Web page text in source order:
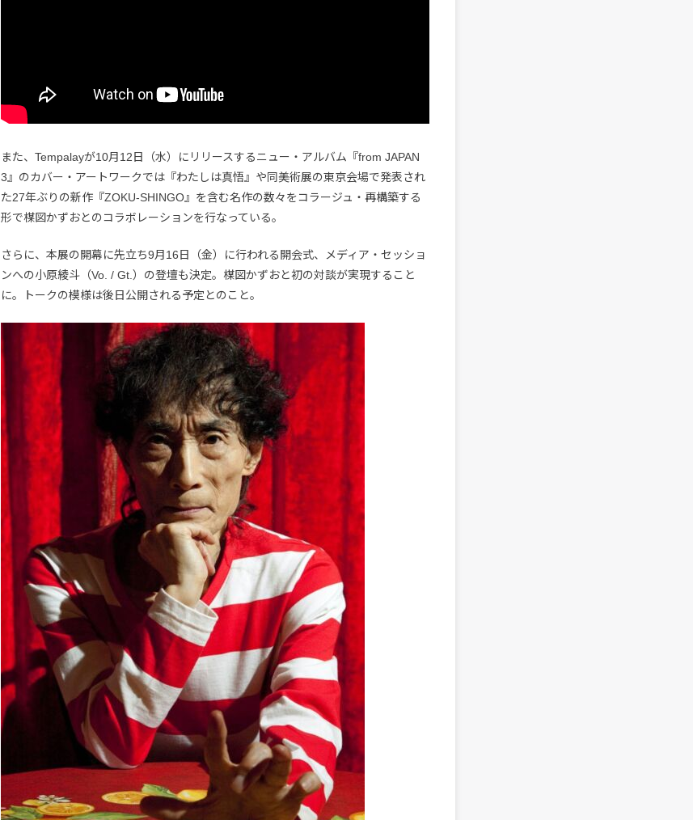
また、Tempalayが10月12日（水）にリリースするニュー・アルバム『from JAPAN
3』のカバー・アートワークでは『わたしは真悟』や同美術展の東京会場で発表され
た27年ぶりの新作『ZOKU-SHINGO』を含む名作の数々をコラージュ・再構築する
形で楳図かずおとのコラボレーションを行なっている。
さらに、本展の開幕に先立ち9月16日（金）に行われる開会式、メディア・セッショ
ンへの小原綾斗（Vo. / Gt.）の登壇も決定。楳図かずおと初の対談が実現すること
に。トークの模様は後日公開される予定とのこと。